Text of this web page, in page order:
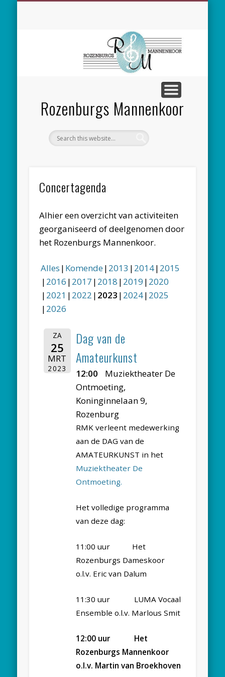
Rozenburgs Mannenkoor
Concertagenda
Alhier een overzicht van activiteiten
georganiseerd of deelgenomen door
het Rozenburgs Mannenkoor.
Alles Komende 2013 2014 2015
2016 2017 2018 2019 2020
2021
2022 2023 2024 2025
2026
ZA
25
MRT
2023
Dag van de
Amateurkunst
12:00
Muziektheater De
Ontmoeting,
Koninginnelaan 9,
Rozenburg
RMK verleent medewerking
aan de DAG van de
AMATEURKUNST in het
Muziektheater De
Ontmoeting.
Het volledige programma
van deze dag:
11:00 uur Het
Rozenburgs Dameskoor
o.l.v. Eric van Dalum
11:30 uur LUMA Vocaal
Ensemble o.l.v. Marlous Smit
12:00 uur Het
Rozenburgs Mannenkoor
o.l.v. Martin van Broekhoven